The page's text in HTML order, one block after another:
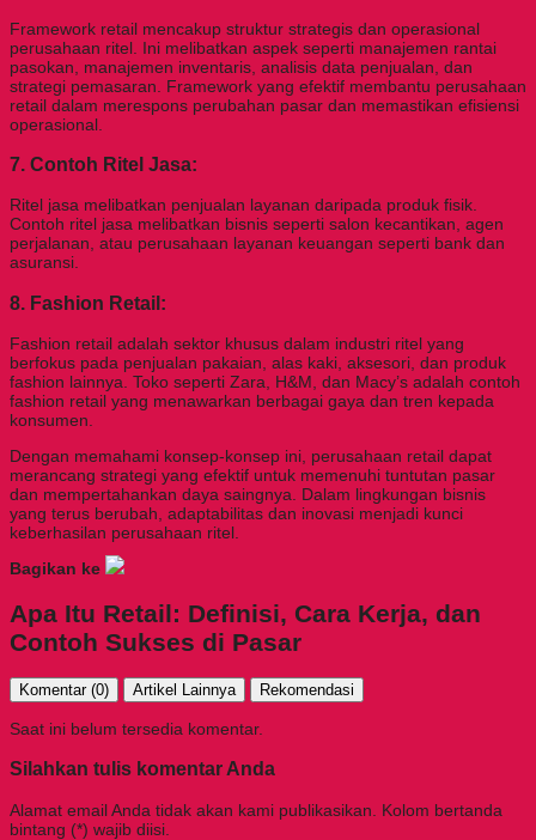
Framework retail mencakup struktur strategis dan operasional
perusahaan ritel. Ini melibatkan aspek seperti manajemen rantai
pasokan, manajemen inventaris, analisis data penjualan, dan
strategi pemasaran. Framework yang efektif membantu perusahaan
retail dalam merespons perubahan pasar dan memastikan efisiensi
operasional.
7. Contoh Ritel Jasa:
Ritel jasa melibatkan penjualan layanan daripada produk fisik.
Contoh ritel jasa melibatkan bisnis seperti salon kecantikan, agen
perjalanan, atau perusahaan layanan keuangan seperti bank dan
asuransi.
8. Fashion Retail:
Fashion retail adalah sektor khusus dalam industri ritel yang
berfokus pada penjualan pakaian, alas kaki, aksesori, dan produk
fashion lainnya. Toko seperti Zara, H&M, dan Macy’s adalah contoh
fashion retail yang menawarkan berbagai gaya dan tren kepada
konsumen.
Dengan memahami konsep-konsep ini, perusahaan retail dapat
merancang strategi yang efektif untuk memenuhi tuntutan pasar
dan mempertahankan daya saingnya. Dalam lingkungan bisnis
yang terus berubah, adaptabilitas dan inovasi menjadi kunci
keberhasilan perusahaan ritel.
Bagikan ke
Apa Itu Retail: Definisi, Cara Kerja, dan
Contoh Sukses di Pasar
Komentar (0) Artikel Lainnya Rekomendasi
Saat ini belum tersedia komentar.
Silahkan tulis komentar Anda
Alamat email Anda tidak akan kami publikasikan. Kolom bertanda
bintang (*) wajib diisi.